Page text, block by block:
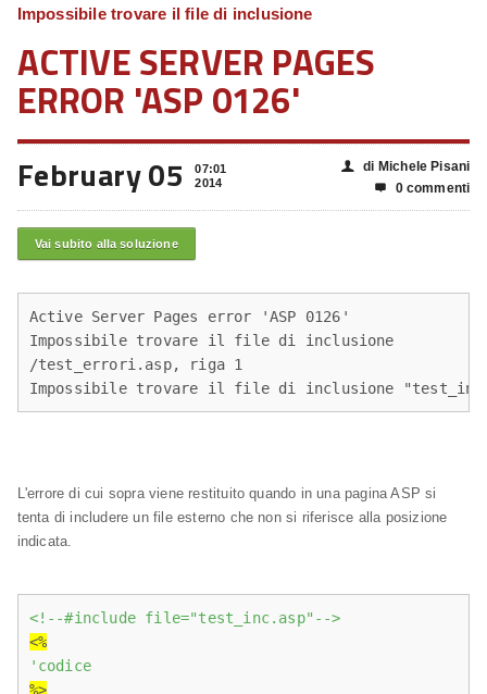
Impossibile trovare il file di inclusione
ACTIVE SERVER PAGES
ERROR 'ASP 0126'
February 05
07:01
2014
👤 di Michele Pisani
 0 commenti
Vai subito alla soluzione
Active Server Pages error 'ASP 0126'
Impossibile trovare il file di inclusione
/test_errori.asp, riga 1
Impossibile trovare il file di inclusione
L'errore di cui sopra viene restituito quando in una pagina ASP si
tenta di includere un file esterno che non si riferisce alla posizione
indicata.
<!--#include file="test_inc.asp"-->
<%
'codice
%>